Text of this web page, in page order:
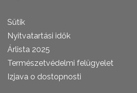
Sütik
Nyitvatartási idők
Árlista 2025
Természetvédelmi felügyelet
Izjava o dostopnosti